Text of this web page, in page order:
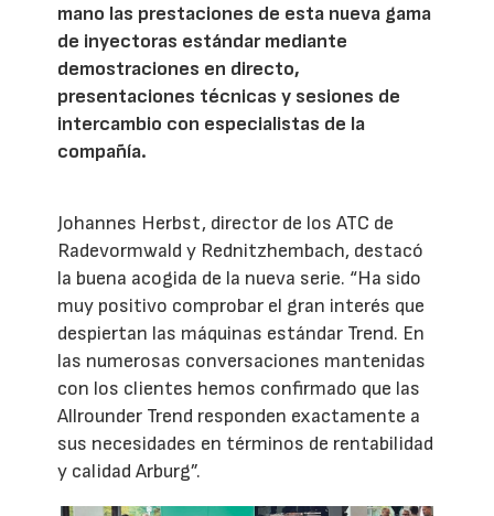
mano las prestaciones de esta nueva gama
de inyectoras estándar mediante
demostraciones en directo,
presentaciones técnicas y sesiones de
intercambio con especialistas de la
compañía.
Johannes Herbst, director de los ATC de
Radevormwald y Rednitzhembach, destacó
la buena acogida de la nueva serie. “Ha sido
muy positivo comprobar el gran interés que
despiertan las máquinas estándar Trend. En
las numerosas conversaciones mantenidas
con los clientes hemos confirmado que las
Allrounder Trend responden exactamente a
sus necesidades en términos de rentabilidad
y calidad Arburg”.